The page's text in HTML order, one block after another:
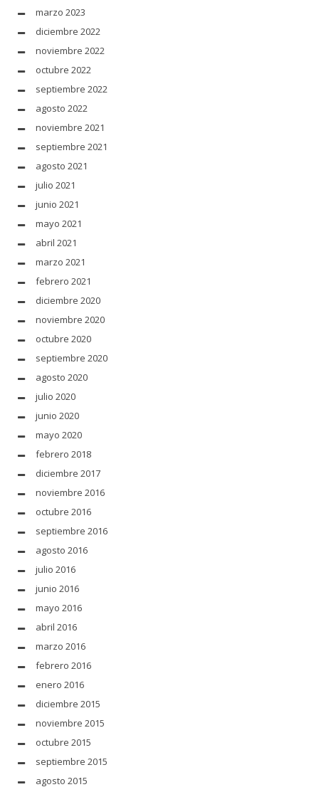
marzo 2023
diciembre 2022
noviembre 2022
octubre 2022
septiembre 2022
agosto 2022
noviembre 2021
septiembre 2021
agosto 2021
julio 2021
junio 2021
mayo 2021
abril 2021
marzo 2021
febrero 2021
diciembre 2020
noviembre 2020
octubre 2020
septiembre 2020
agosto 2020
julio 2020
junio 2020
mayo 2020
febrero 2018
diciembre 2017
noviembre 2016
octubre 2016
septiembre 2016
agosto 2016
julio 2016
junio 2016
mayo 2016
abril 2016
marzo 2016
febrero 2016
enero 2016
diciembre 2015
noviembre 2015
octubre 2015
septiembre 2015
agosto 2015